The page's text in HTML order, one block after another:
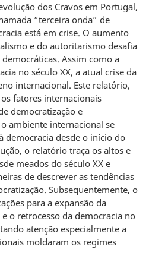
dos Cravos em Portugal,
“terceira onda” de
está em crise. O aumento
e do autoritarismo desafia
Assim como a
no século XX, a atual crise da
internacional. Este relatório,
fatores internacionais
democratização e
ambiente internacional se
democracia desde o início do
o relatório traça os altos e
meados do século XX e
de descrever as tendências
Subsequentemente, o
para a expansão da
o retrocesso da democracia no
atenção especialmente a
moldaram os regimes